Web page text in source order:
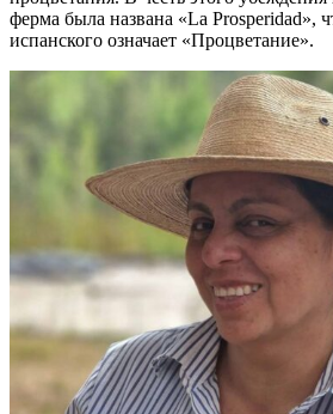
ферма была названа «La Prosperidad»,
испанского означает «Процветание».